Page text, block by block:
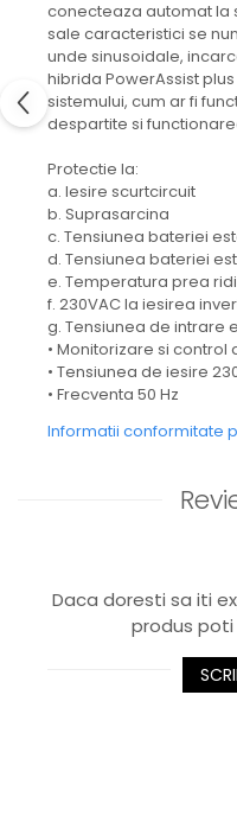
conecteaza automat la
sale caracteristici se
unde sinusoidale,
hibrida PowerAssist
sistemului, cum ar fi
despartite si
Protectie la:
a. Iesire scurtcircuit
b. Suprasarcina
c. Tensiunea bateriei
d. Tensiunea bateriei
e. Temperatura prea
f. 230VAC la iesirea
g. Tensiunea de intrare
• Monitorizare si control
• Tensiunea de iesire
• Frecventa 50 Hz
Informatii conformitate
Daca doresti sa iti
produs poti